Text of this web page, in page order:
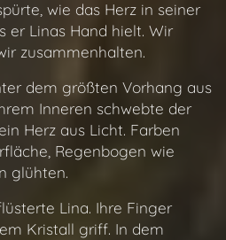
wie das Herz in seiner
er Lin­as Hand hielt. Wir
zusammenhalten.
dem größten Vorhang aus
Inneren schwebte der
Herz aus Licht. Farben
Regenbogen wie
glühten.
Lina. Ihre Finger
Kristall griff. In dem